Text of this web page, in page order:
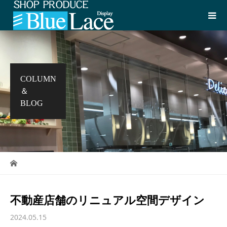
COLUMN
＆
BLOG
不動産店舗のリニュアル空間デザイン
2024.05.15